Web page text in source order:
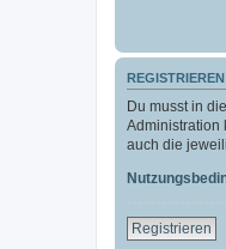
REGISTRIEREN
Du musst in
Administration
auch die
Registrieren